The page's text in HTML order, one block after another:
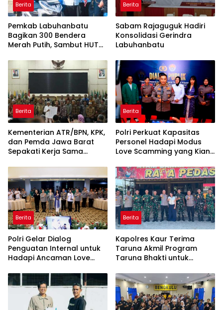
Berita
Pemkab Labuhanbatu
Bagikan 300 Bendera
Merah Putih, Sambut HUT
Berita
Sabam Rajaguguk Hadiri
Konsolidasi Gerindra
Labuhanbatu
Berita
Kementerian ATR/BPN, KPK,
dan Pemda Jawa Barat
Sepakati Kerja Sama
Korupsi serta Penguatan
Ekonomi Daerah
Berita
Polri Perkuat Kapasitas
Personel Hadapi Modus
Love Scamming yang Kian
Berita
Polri Gelar Dialog
Penguatan Internal untuk
Hadapi Ancaman Love
Berita
Kapolres Kaur Terima
Taruna Akmil Program
Taruna Bhakti untuk
Rakyat Kabupaten Kaur